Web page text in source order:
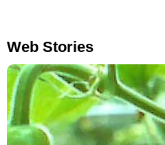
Web Stories